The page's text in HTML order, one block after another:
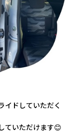
イドしていただく
ていただけます😊